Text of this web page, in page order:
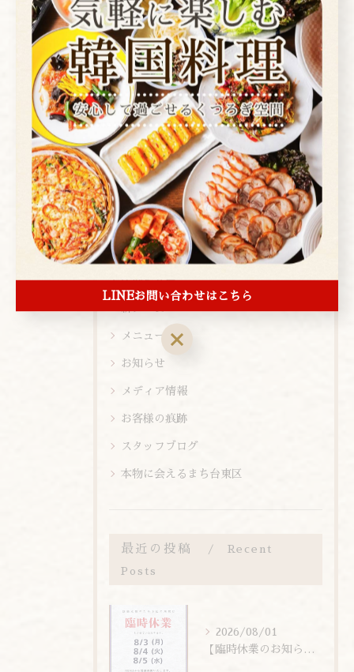
カテゴリー Categories
全てのカテゴリー
焼肉
コース
お酒
ランチ
ディナー
店内ビュー
メニュー
お知らせ
メディア情報
お客様の痕跡
スタッフブログ
本物に会えるまち台東区
最近の投稿 Recent
Posts
2026/08/01
【臨時休業のお知らせ】
LINEお問い合わせはこちら